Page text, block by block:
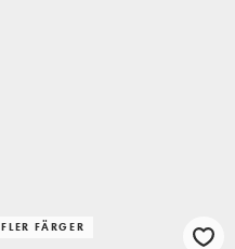
FLER FÄRGER